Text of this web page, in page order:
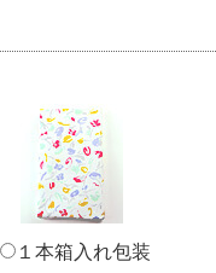
１本箱入れ包装